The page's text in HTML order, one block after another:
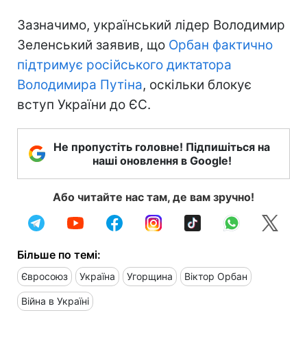
Зазначимо, український лідер Володимир
Зеленський заявив, що Орбан фактично
підтримує російського диктатора
Володимира Путіна, оскільки блокує
вступ України до ЄС.
Не пропустіть головне! Підпишіться на
наші оновлення в Google!
Або читайте нас там, де вам зручно!
Більше по темі:
Євросоюз Україна Угорщина Віктор Орбан
Війна в Україні